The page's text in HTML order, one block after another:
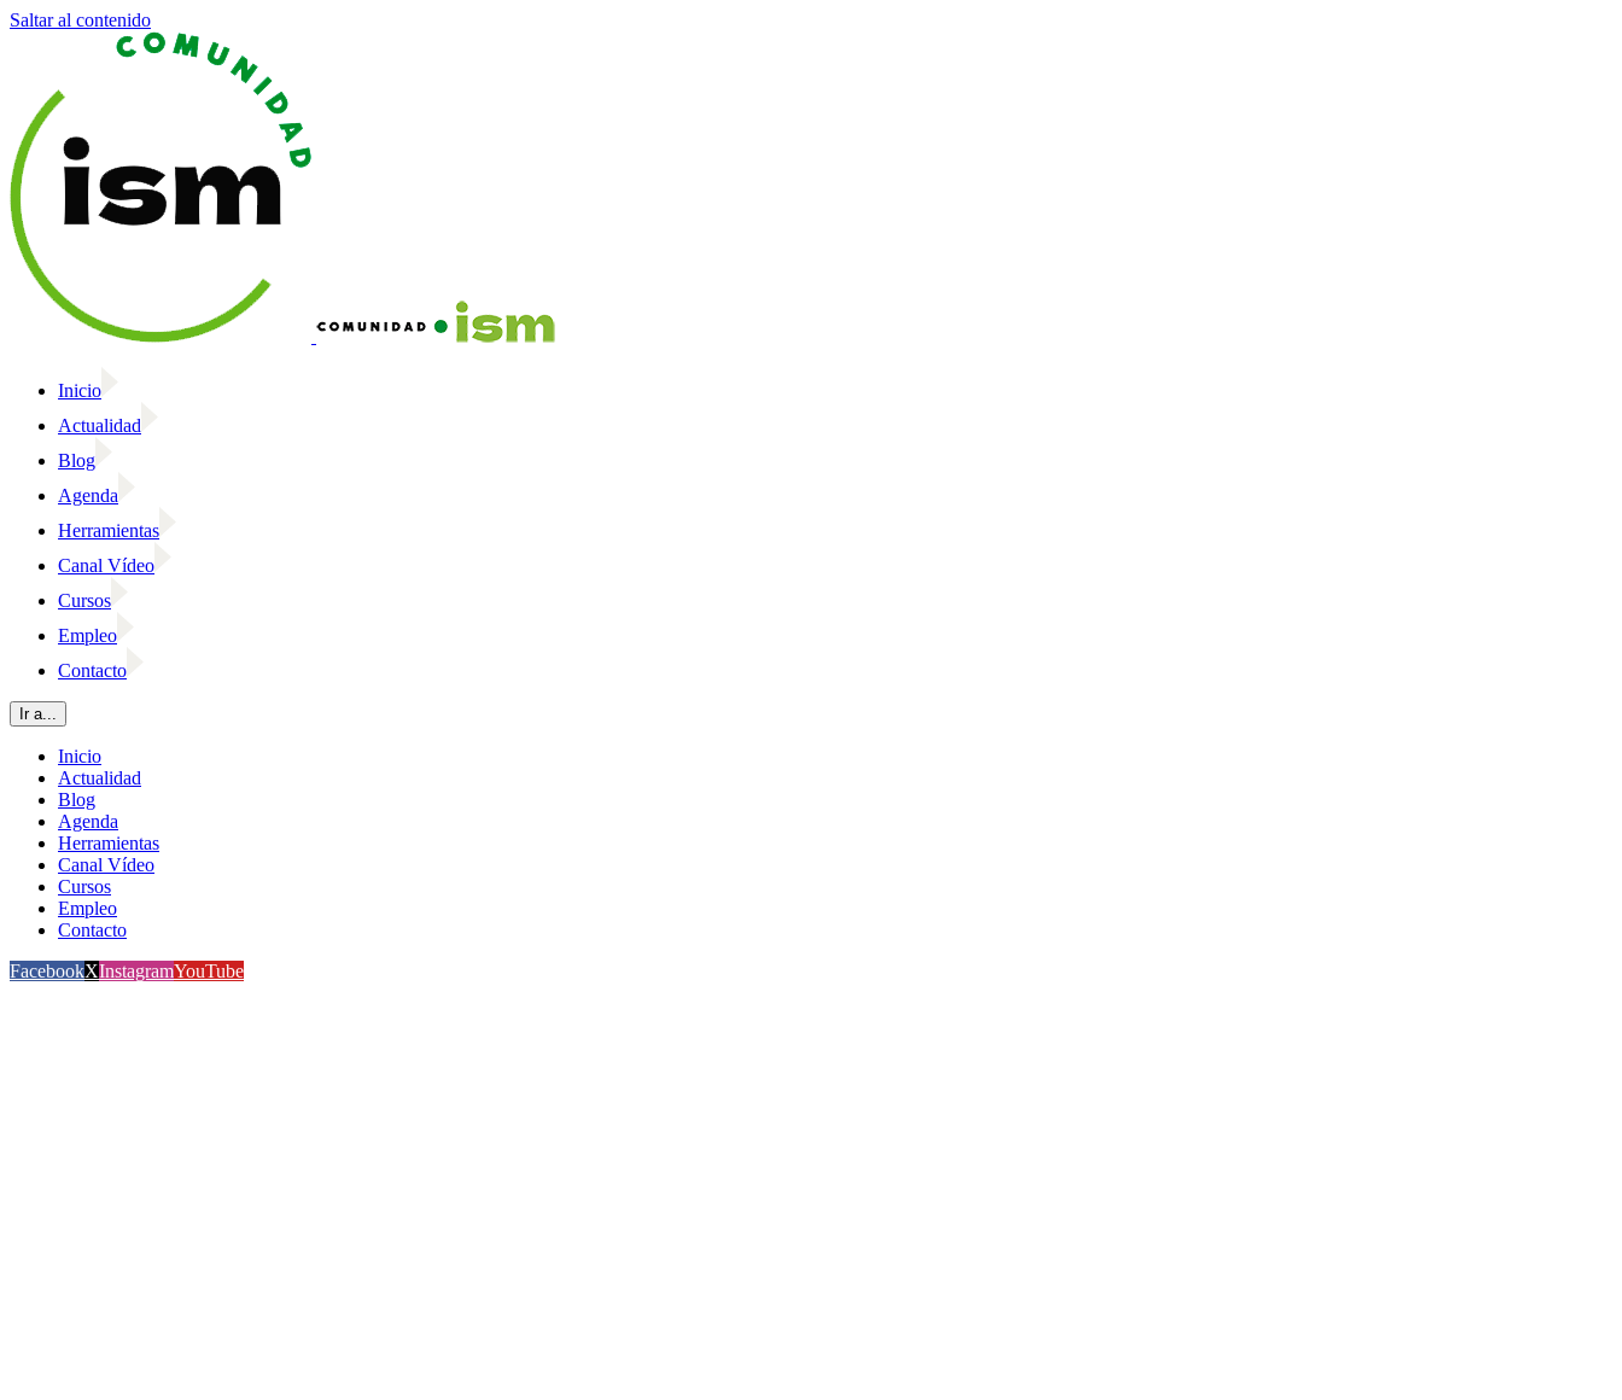
Saltar al contenido
Inicio
Actualidad
Blog
Agenda
Herramientas
Canal Vídeo
Cursos
Empleo
Contacto
Ir a...
Inicio
Actualidad
Blog
Agenda
Herramientas
Canal Vídeo
Cursos
Empleo
Contacto
FacebookXInstagramYouTube